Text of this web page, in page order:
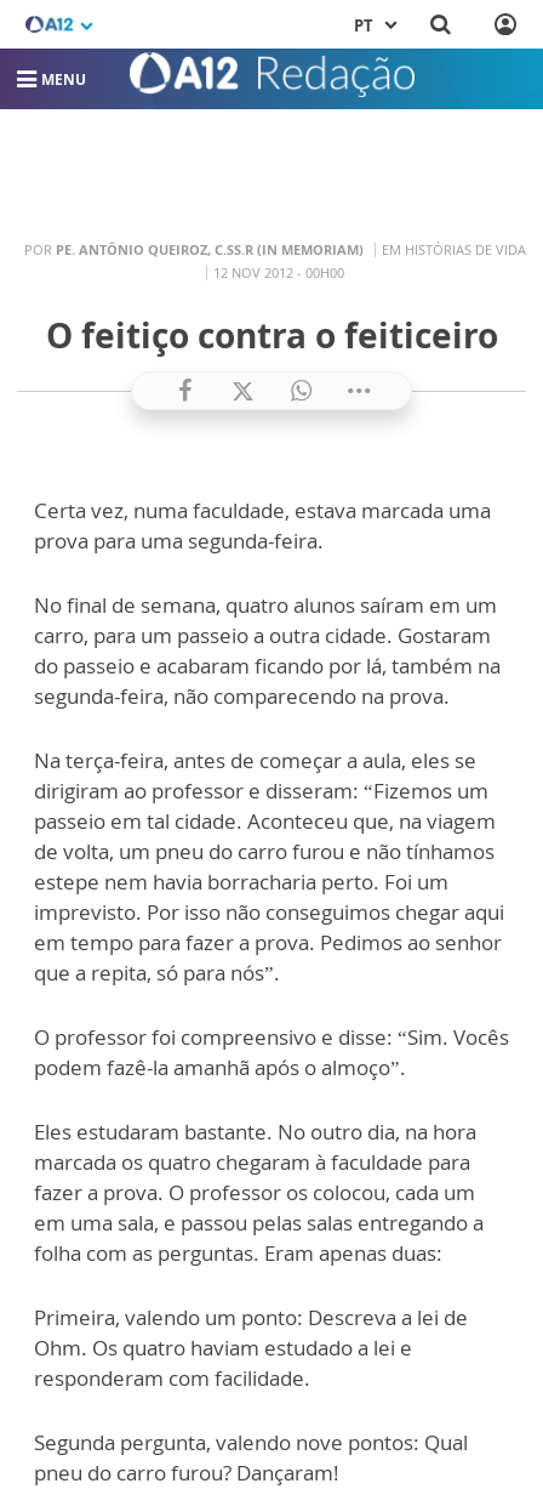
PT
MENU
POR PE. ANTÔNIO QUEIROZ, C.SS.R (IN MEMORIAM)
EM HISTÓRIAS DE VIDA
12 NOV 2012 - 00H00
O feitiço contra o feiticeiro
Certa vez, numa faculdade, estava marcada uma
prova para uma segunda-feira.
No final de semana, quatro alunos saíram em um
carro, para um passeio a outra cidade. Gostaram
do passeio e acabaram ficando por lá, também na
segunda-feira, não comparecendo na prova.
Na terça-feira, antes de começar a aula, eles se
dirigiram ao professor e disseram: “Fizemos um
passeio em tal cidade. Aconteceu que, na viagem
de volta, um pneu do carro furou e não tínhamos
estepe nem havia borracharia perto. Foi um
imprevisto. Por isso não conseguimos chegar aqui
em tempo para fazer a prova. Pedimos ao senhor
que a repita, só para nós”.
O professor foi compreensivo e disse: “Sim. Vocês
podem fazê-la amanhã após o almoço”.
Eles estudaram bastante. No outro dia, na hora
marcada os quatro chegaram à faculdade para
fazer a prova. O professor os colocou, cada um
em uma sala, e passou pelas salas entregando a
folha com as perguntas. Eram apenas duas:
Primeira, valendo um ponto: Descreva a lei de
Ohm. Os quatro haviam estudado a lei e
responderam com facilidade.
Segunda pergunta, valendo nove pontos: Qual
pneu do carro furou? Dançaram!